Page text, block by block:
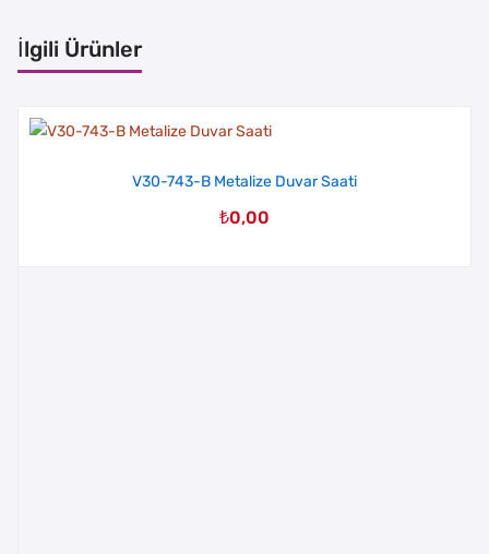
İlgili Ürünler
V30-743-B Metalize Duvar Saati
₺0,00